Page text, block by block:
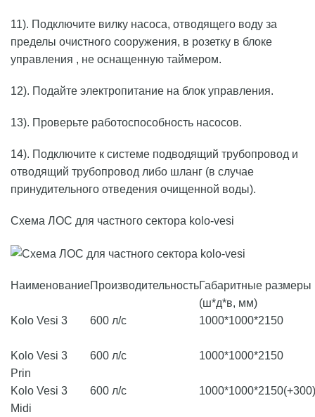
11). Подключите вилку насоса, отводящего воду за
пределы очистного сооружения, в розетку в блоке
управления , не оснащенную таймером.
12). Подайте электропитание на блок управления.
13). Проверьте работоспособность насосов.
14). Подключите к системе подводящий трубопровод и
отводящий трубопровод либо шланг (в случае
принудительного отведения очищенной воды).
Cхема ЛОС для частного сектора kolo-vesi
НаименованиеПроизводительностьГабаритные размеры
(ш*д*в, мм)
Kolo Vesi 3
600 л/с 1000*1000*2150
Kolo Vesi 3
Prin
600 л/с 1000*1000*2150
Kolo Vesi 3
Midi
600 л/с 1000*1000*2150(+300)